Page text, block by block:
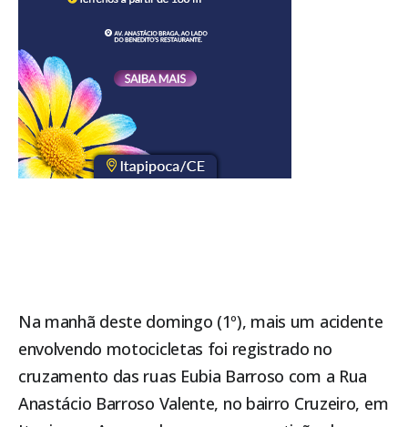
Na manhã deste domingo (1º), mais um acidente
envolvendo motocicletas foi registrado no
cruzamento das ruas Eubia Barroso com a Rua
Anastácio Barroso Valente, no bairro Cruzeiro, em